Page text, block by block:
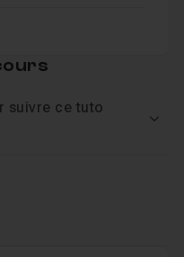
suivre ce tuto